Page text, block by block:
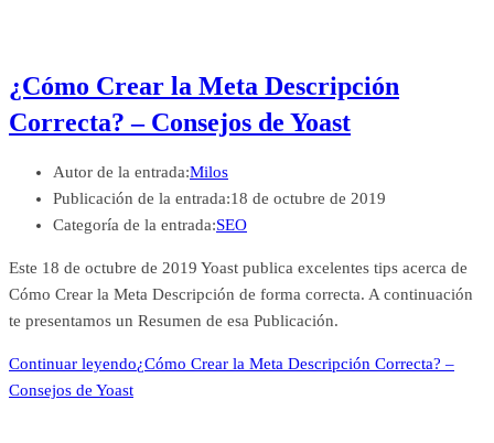
¿Cómo Crear la Meta Descripción
Correcta? – Consejos de Yoast
Autor de la entrada:Milos
Publicación de la entrada:18 de octubre de 2019
Categoría de la entrada:SEO
Este 18 de octubre de 2019 Yoast publica excelentes tips acerca de
Cómo Crear la Meta Descripción de forma correcta. A continuación
te presentamos un Resumen de esa Publicación.
Continuar leyendo¿Cómo Crear la Meta Descripción Correcta? –
Consejos de Yoast